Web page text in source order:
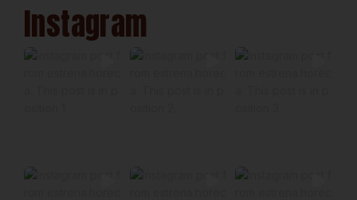
Instagram